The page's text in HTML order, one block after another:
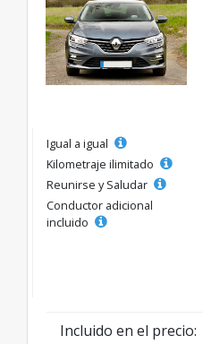
Igual a igual
Kilometraje ilimitado
Reunirse y Saludar
Conductor adicional
incluido
Incluido en el precio: